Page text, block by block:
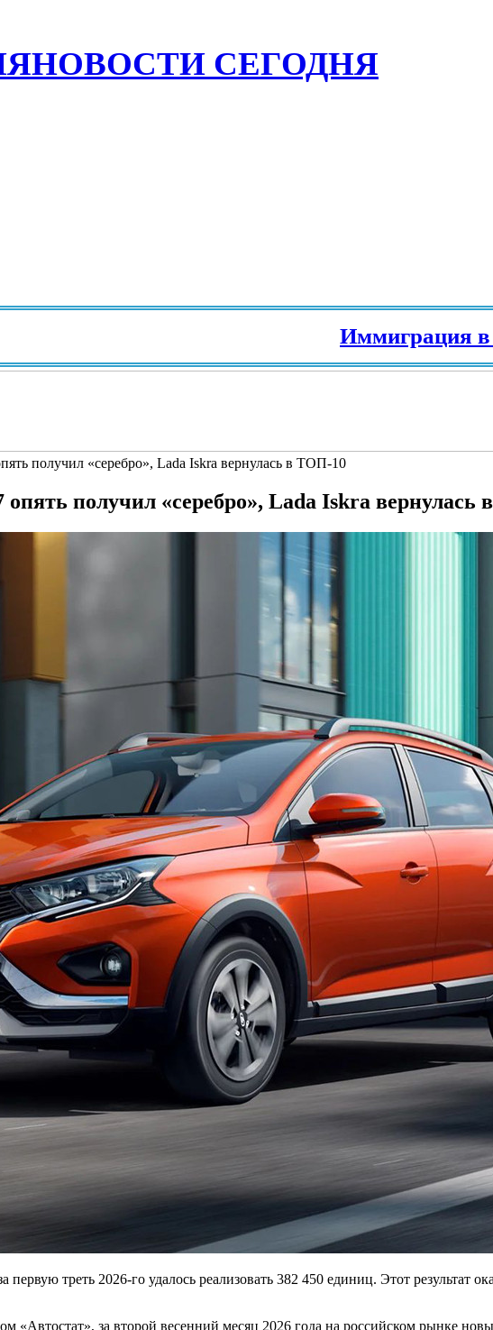
НОВОСТИ СЕГОДНЯ
Иммиграция в
получил «серебро», Lada Iskra вернулась в ТОП-10
получил «серебро», Lada Iskra вернулась
треть 2026-го удалось реализовать 382 450 единиц. Этот результат
«Автостат», за второй весенний месяц 2026 года на российском рынке